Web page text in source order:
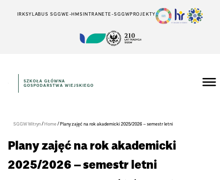
IRKSYLABUS SGGWE-HMSINTRANETE-SGGWPROJEKTY
SZKOŁA GŁÓWNA
GOSPODARSTWA WIEJSKIEGO
SGGW Witryn/Home/Plany zajęć na rok akademicki 2025/2026 – semestr letni
Plany zajęć na rok akademicki
2025/2026 – semestr letni